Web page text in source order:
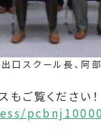
クール長、阿部
ご覧ください！